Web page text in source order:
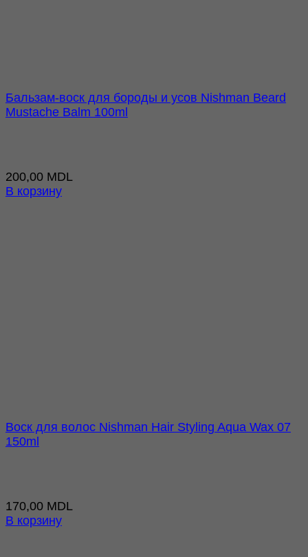
Бальзам-воск для бороды и усов Nishman Beard
Mustache Balm 100ml
200,00 MDL
В корзину
Воск для волос Nishman Hair Styling Aqua Wax 07
150ml
170,00 MDL
В корзину